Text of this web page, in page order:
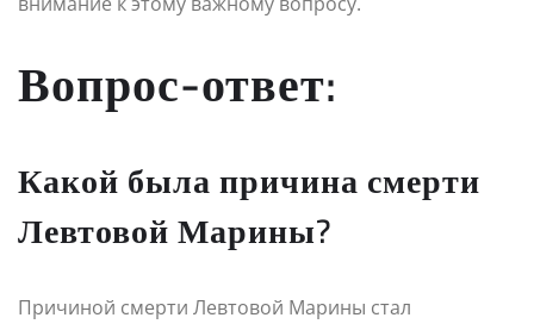
Вопрос-ответ:
Какой была причина смерти
Левтовой Марины?
Причиной смерти Левтовой Марины стал